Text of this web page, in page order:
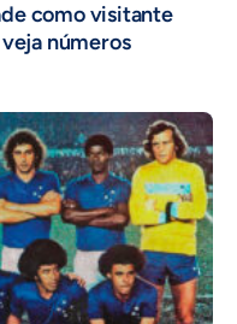
como visitante
números